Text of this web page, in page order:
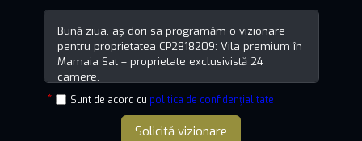
Sunt de acord cu politica de confidențialitate
Solicită vizionare